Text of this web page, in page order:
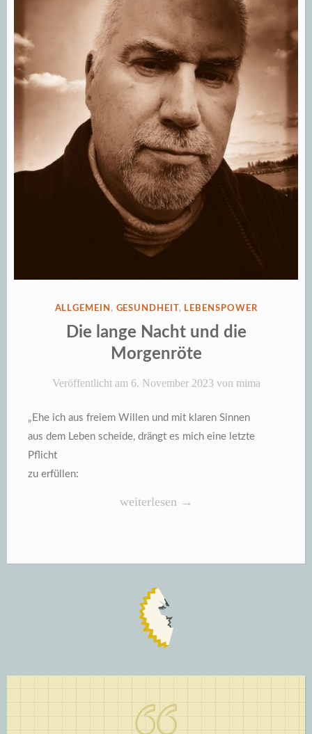
VERÖFFENTLICHT
ALLGEMEIN , GESUNDHEIT, LEBENSPOWER
Die lange Nacht und die
Morgenröte
Veröffentlicht am 6. November 2023 von mima
„Ehe ich aus freiem Willen und mit klaren Sinnen
aus dem Leben scheide, drängt es mich eine letzte
Pflicht
zu erfüllen:
„Die
und
Morgenröte“
weiterlesen →